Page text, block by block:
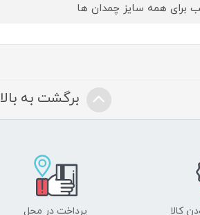
برای همه سایز چمدان ها
برگشت به بالا
کالا پرداخت در محل